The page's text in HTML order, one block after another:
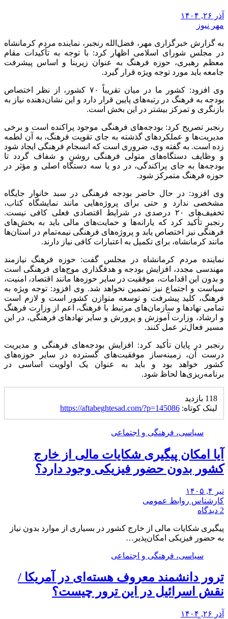
آذر ۲۶, ۱۴۰۴
مهر نیوز
به گزارش خبرگزاری مهر، فضل‌الله رنجبر، نماینده مردم کرمانشاه
در مجلس شورای اسلامی اظهار کرد: با توجه به تأکیدات مقام
معظم رهبری، حوزه فرهنگ به عنوان زیربنا و اساس پیشرفت
جامعه باید مورد توجه ویژه قرار گیرد.
وی افزود: کشور ما در میان تقریباً ۷۰ کشور، از نظر اختصاص
بودجه به فرهنگ در رتبه‌های پایین قرار دارد و این نشان‌دهنده نیاز به
بازنگری و تمرکز بیشتر در این بخش است.
رنجبر تصریح کرد: بودجه‌های فرهنگی موجود پراکنده است و برخی
مدیریت‌ها و عملکردهای گذشته به جای تقویت فرهنگ، به آن لطمه
زده است. به گفته وی، ضروری است که انسجام فرهنگی ایجاد شود
و وظایف دستگاه‌های متولی فرهنگی روشن و شفاف گردد تا
بودجه‌ها به جای پراکندگی، در دو یا سه دستگاه اصلی و مؤثر در
حوزه فرهنگ متمرکز شود.
وی افزود: در حال حاضر بودجه فرهنگی در سبد خانوار جایگاه
مشخصی ندارد و حتی برای پروژه‌هایی مانند نمایشگاه کتاب،
تخفیف‌های ۲۰ درصدی در شرایط اقتصادی فعلی کافی نیست.
رنجبر تأکید کرد که یارانه‌ها و حمایت‌های مالی باید به بخش‌های
فرهنگی نیز اختصاص یابد و پروژه‌های فرهنگی نیمه‌تمام در استان‌ها
مانند کرمانشاه، برای تکمیل به اعتبارات کافی نیاز دارند.
نماینده مردم کرمانشاه در مجلس گفت: حوزه فرهنگ نیازمند
مهندسی مجدد، افزایش بودجه وهدفگذاری موج‌های فرهنگی است
و بدون این اقدامات، موفقیت در سایر حوزه‌ها مانند اقتصاد، امنیت،
سیاست و اجتماع نیز تضمین نخواهد شد. وی افزود: توجه ویژه به
فرهنگ، کلید پیشرفت و توسعه متوازن کشور است و لازم است
تمامی نهادها و سازمان‌های مرتبط با فرهنگ، اعم از وزارت فرهنگ
و ارشاد، وزارت آموزش و پرورش و سایر نهادهای فرهنگی، در این
مسیر فعال‌تر عمل کنند.
رنجبر در پایان تأکید کرد: افزایش بودجه‌های فرهنگی و مدیریت
درست آن، زمینه‌ساز موفقیت‌های گسترده در سایر حوزه‌های
کشور خواهد بود و باید به عنوان یک اولویت اساسی در
برنامه‌ریزی‌ها لحاظ شود.
118 بازدید
لینک کوتاه: https://aftabeghtesad.com/?p=145086
سیاسی، فرهنگی و اجتماعی
آیا امکان پیگیری شکایات مالی از خارج
کشور بدون حضور فیزیکی وجود دارد؟
تیر ۴, ۱۴۰۵
کارشناس روابط عمومی
2 دیدگاه
پیگیری شکایات مالی از خارج کشور در بسیاری از موارد بدون نیاز
به حضور فیزیکی امکان‌پذیر…
سیاسی، فرهنگی و اجتماعی
ترور دانشمند معروف هسته‌ای در آمریکا /
نقش اسرائیل در این ترور چیست؟
آذر ۲۶, ۱۴۰۴